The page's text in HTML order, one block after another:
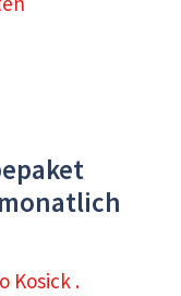
Kosick .